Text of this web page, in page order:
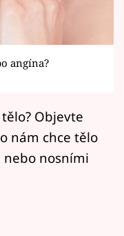
angína?
Objevte
nám chce tělo
nosními